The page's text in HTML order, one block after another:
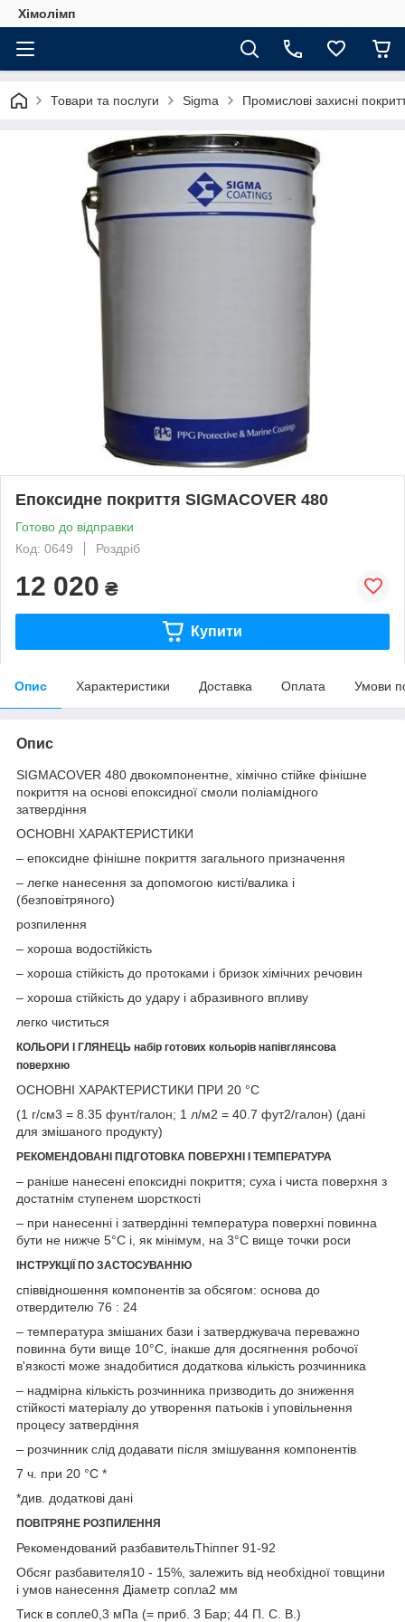
Хімолімп
Товари та послуги Sigma Промислові захисні
Епоксидне покриття SIGMACOVER 480
Готово до відправки
Код: 0649
Роздріб
12 020 ₴
Купити
Опис Характеристики Доставка Оплата Умови
Опис
SIGMACOVER 480 двокомпонентне, хімічно стійке фінішне
покриття на основі епоксидної смоли поліамідного
затвердіння
ОСНОВНІ ХАРАКТЕРИСТИКИ
– епоксидне фінішне покриття загального призначення
– легке нанесення за допомогою кисті/валика і
(безповітряного)
розпилення
– хороша водостійкість
– хороша стійкість до протоками і бризок хімічних речовин
– хороша стійкість до удару і абразивного впливу
легко чиститься
КОЛЬОРИ І ГЛЯНЕЦЬ набір готових кольорів напівглянсова
поверхню
ОСНОВНІ ХАРАКТЕРИСТИКИ ПРИ 20 °С
(1 г/см3 = 8.35 фунт/галон; 1 л/м2 = 40.7 фут2/галон) (дані
для змішаного продукту)
РЕКОМЕНДОВАНІ ПІДГОТОВКА ПОВЕРХНІ І ТЕМПЕРАТУРА
– раніше нанесені епоксидні покриття; суха і чиста поверхня з
достатнім ступенем шорсткості
– при нанесенні і затвердінні температура поверхні повинна
бути не нижче 5°С і, як мінімум, на 3°С вище точки роси
ІНСТРУКЦІЇ ПО ЗАСТОСУВАННЮ
співвідношення компонентів за обсягом: основа до
отвердителю 76 : 24
– температура змішаних бази і затверджувача переважно
повинна бути вище 10°С, інакше для досягнення робочої
в'язкості може знадобитися додаткова кількість розчинника
– надмірна кількість розчинника призводить до зниження
стійкості матеріалу до утворення патьоків і уповільнення
процесу затвердіння
– розчинник слід додавати після змішування компонентів
7 ч. при 20 °C *
*див. додаткові дані
ПОВІТРЯНЕ РОЗПИЛЕННЯ
Рекомендований разбавительТһіппег 91-92
Обсяг разбавителя10 - 15%, залежить від необхідної товщини
і умов нанесення Діаметр сопла2 мм
Тиск в сопле0,3 мПа (= приб. 3 Бар; 44 П. С. В.)